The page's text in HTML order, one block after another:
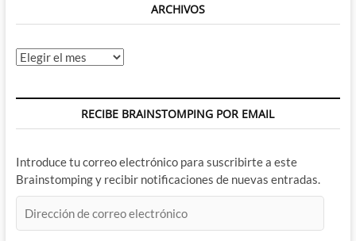
ARCHIVOS
Archivos
RECIBE BRAINSTOMPING POR EMAIL
Introduce tu correo electrónico para suscribirte a este
Brainstomping y recibir notificaciones de nuevas entradas.
de